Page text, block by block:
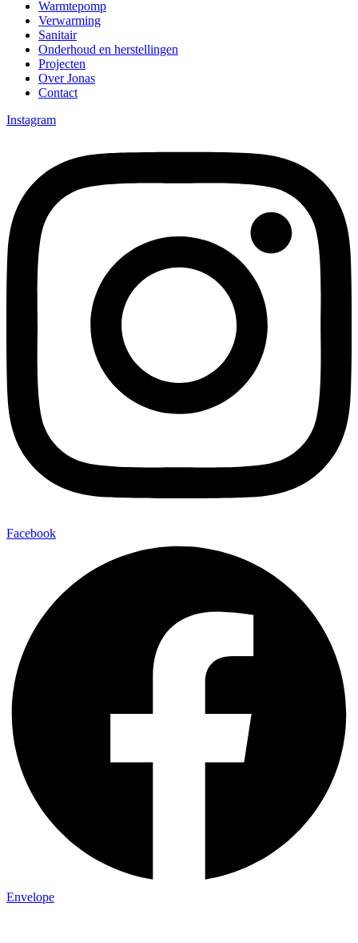
Warmtepomp
Verwarming
Sanitair
Onderhoud en herstellingen
Projecten
Over Jonas
Contact
Instagram
Facebook
Envelope